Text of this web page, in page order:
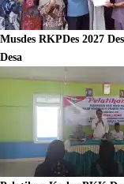
Musdes RKPDes 2027
Desa